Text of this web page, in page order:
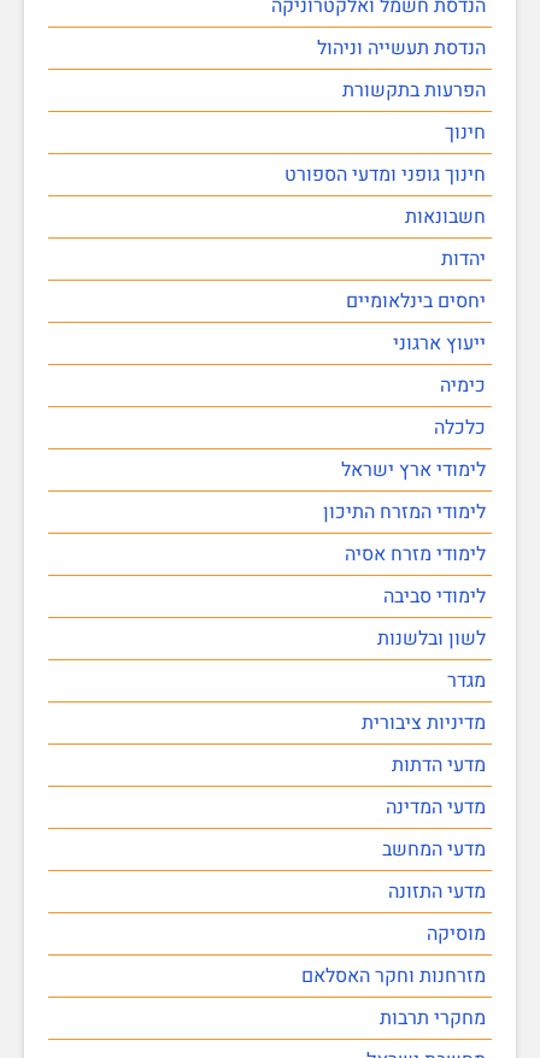
הנדסת חשמל ואלקטרוניקה
הנדסת תעשייה וניהול
הפרעות בתקשורת
חינוך
חינוך גופני ומדעי הספורט
חשבונאות
יהדות
יחסים בינלאומיים
ייעוץ ארגוני
כימיה
כלכלה
לימודי ארץ ישראל
לימודי המזרח התיכון
לימודי מזרח אסיה
לימודי סביבה
לשון ובלשנות
מגדר
מדיניות ציבורית
מדעי הדתות
מדעי המדינה
מדעי המחשב
מדעי התזונה
מוסיקה
מזרחנות וחקר האסלאם
מחקרי תרבות